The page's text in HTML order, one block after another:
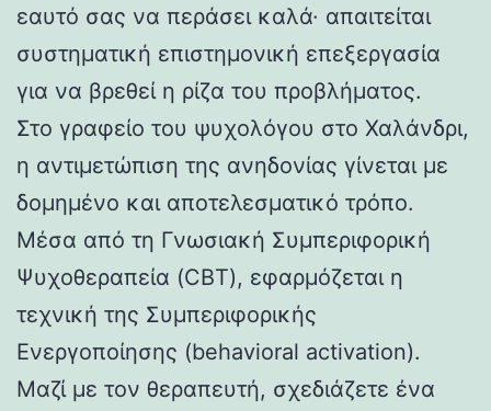
εαυτό σας να περάσει καλά· απαιτείται
συστηματική επιστημονική επεξεργασία
για να βρεθεί η ρίζα του προβλήματος.
Στο γραφείο του ψυχολόγου στο Χαλάνδρι,
η αντιμετώπιση της ανηδονίας γίνεται με
δομημένο και αποτελεσματικό τρόπο.
Μέσα από τη Γνωσιακή Συμπεριφορική
Ψυχοθεραπεία (CBT), εφαρμόζεται η
τεχνική της Συμπεριφορικής
Ενεργοποίησης (behavioral activation).
Μαζί με τον θεραπευτή, σχεδιάζετε ένα